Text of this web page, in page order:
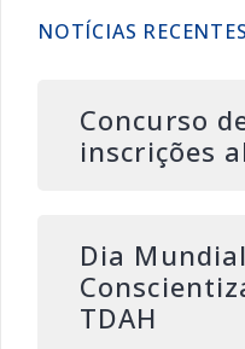
NOTÍCIAS RECENTES
Concurso
inscrições
Dia
TDAH